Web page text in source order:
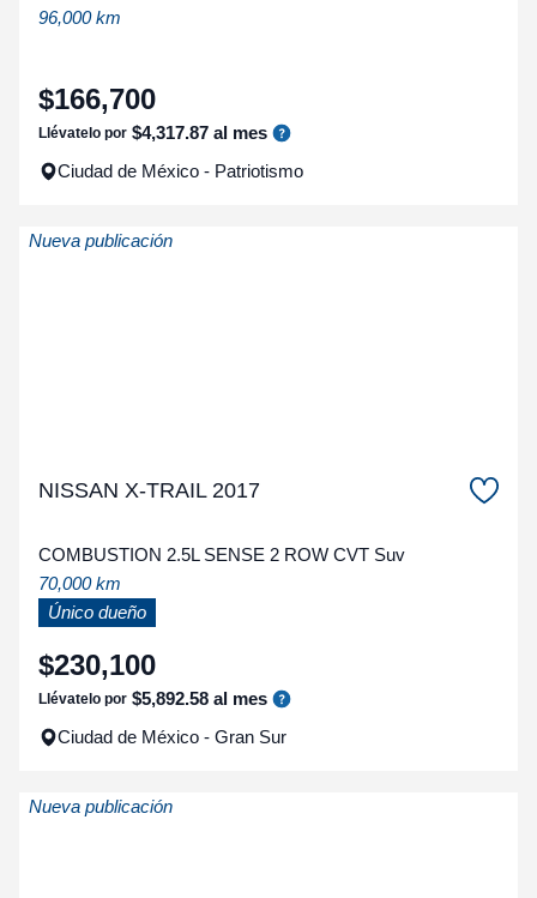
96,000 km
$166,700
Llévatelo por $4,317.87 al mes
Ciudad de México - Patriotismo
Nueva publicación
NISSAN X-TRAIL 2017
COMBUSTION 2.5L SENSE 2 ROW CVT Suv
70,000 km
Único dueño
$230,100
Llévatelo por $5,892.58 al mes
Ciudad de México - Gran Sur
Nueva publicación